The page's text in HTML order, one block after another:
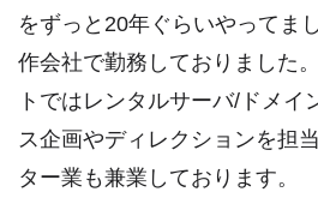
をずっと20年ぐらいやってま
作会社で勤務しておりました
トではレンタルサーバ/ドメイ
ス企画やディレクションを担
ター業も兼業しております。